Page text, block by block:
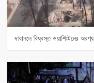
দাবানলে বিধ্বস্ত ওয়াশিংটনের অরণ্য